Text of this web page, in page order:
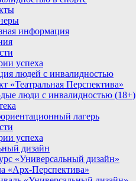
информация
успеха
людей с инвалидностью
«Театральная Перспектива»
люди с инвалидностью (18+)
лагерь
успеха
дизайн
«Универсальный дизайн»
«Арх-Перспектива»